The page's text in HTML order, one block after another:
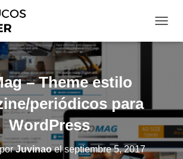
A
M
O
O
D
– Theme estilo
periódicos para
WordPress
Juvinaoelseptiembre 5, 2017